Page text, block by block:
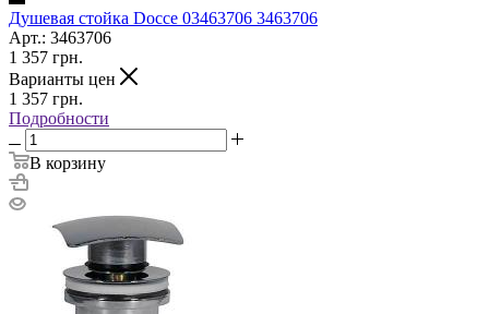
Душевая стойка Docce 03463706 3463706
Арт.: 3463706
1 357 грн.
Варианты цен
1 357 грн.
Подробности
В корзину